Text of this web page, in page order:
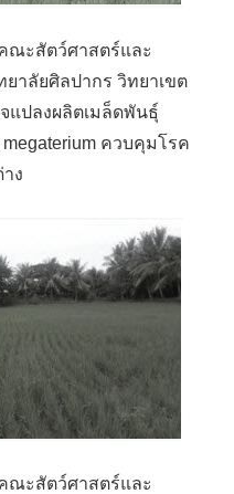
ณะสัตว์ศาสตร์และ
าลัยศิลปากร วิทยาเขต
แปลงผลิตเมล็ดพันธุ์
ควบคุมโรค
ง
ณะสัตว์ศาสตร์และ